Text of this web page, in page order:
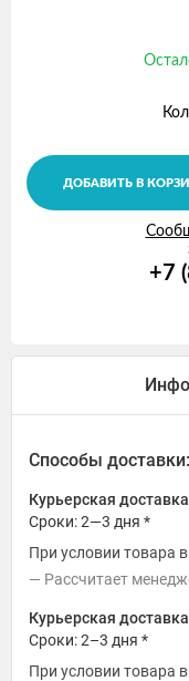
ДОБАВИТЬ В
+7
Способы доставки:
Курьерская
Сроки: 2—3 дня *
При условии товара
Рассчитает
Курьерская
Сроки: 2–3 дня *
При условии товара